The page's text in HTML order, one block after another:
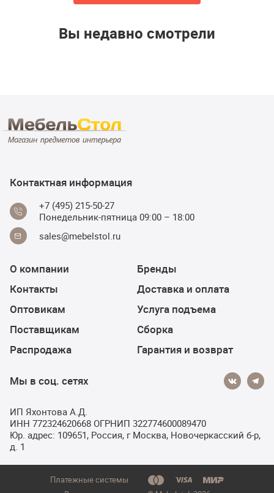
Вы недавно смотрели
Контактная информация
+7 (495) 215-50-27
Понедельник-пятница 09:00 – 18:00
sales@mebelstol.ru
О компании
Контакты
Оптовикам
Поставщикам
Распродажа
Бренды
Доставка и оплата
Услуга подъема
Сборка
Гарантия и возврат
Мы в соц. сетях
ИП Яхонтова А.Д.
ИНН 772324620668 ОГРНИП 322774600089470
Юр. адрес: 109651, Россия, г Москва, Новочеркасский б-р,
д. 1
Платежные системы